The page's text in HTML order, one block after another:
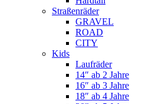
Straßenräder
GRAVEL
ROAD
CITY
Kids
Laufräder
14″ ab 2 Jahre
16″ ab 3 Jahre
18″ ab 4 Jahre